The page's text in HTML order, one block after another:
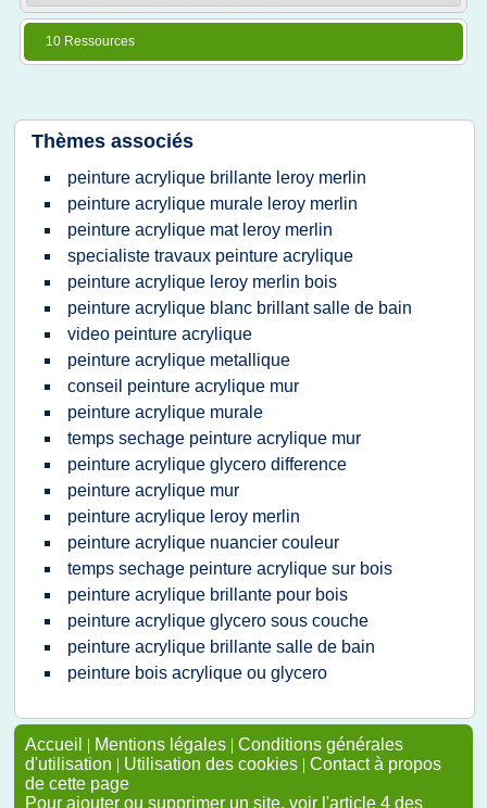
10 Ressources
Thèmes associés
peinture acrylique brillante leroy merlin
peinture acrylique murale leroy merlin
peinture acrylique mat leroy merlin
specialiste travaux peinture acrylique
peinture acrylique leroy merlin bois
peinture acrylique blanc brillant salle de bain
video peinture acrylique
peinture acrylique metallique
conseil peinture acrylique mur
peinture acrylique murale
temps sechage peinture acrylique mur
peinture acrylique glycero difference
peinture acrylique mur
peinture acrylique leroy merlin
peinture acrylique nuancier couleur
temps sechage peinture acrylique sur bois
peinture acrylique brillante pour bois
peinture acrylique glycero sous couche
peinture acrylique brillante salle de bain
peinture bois acrylique ou glycero
Accueil | Mentions légales | Conditions générales
d'utilisation | Utilisation des cookies | Contact à propos
de cette page
Pour ajouter ou supprimer un site, voir l'article 4 des